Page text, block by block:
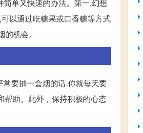
单又快速的办法。第一,幻想
以通过吃糖果或口香糖等方式
机会。
要抽一盒烟的话,你就每天要
帮助。此外，保持积极的心态